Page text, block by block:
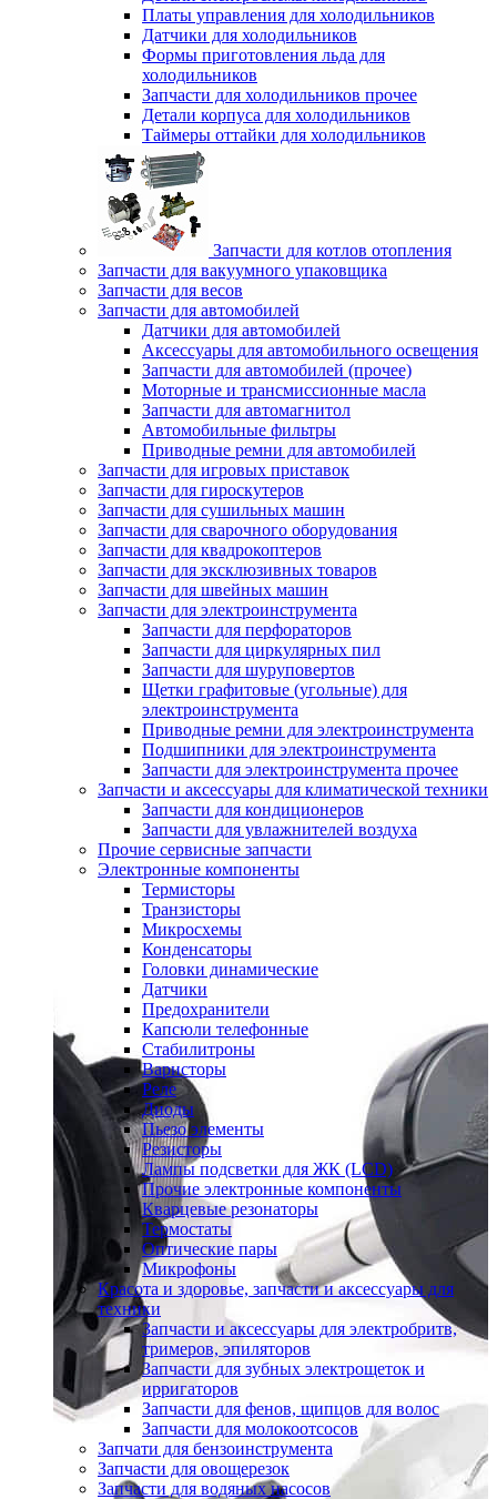
Платы управления для холодильников
Датчики для холодильников
Формы приготовления льда для
холодильников
Запчасти для холодильников прочее
Детали корпуса для холодильников
Таймеры оттайки для холодильников
Запчасти для котлов отопления
Запчасти для вакуумного упаковщика
Запчасти для весов
Запчасти для автомобилей
Датчики для автомобилей
Аксессуары для автомобильного освещения
Запчасти для автомобилей (прочее)
Моторные и трансмиссионные масла
Запчасти для автомагнитол
Автомобильные фильтры
Приводные ремни для автомобилей
Запчасти для игровых приставок
Запчасти для гироскутеров
Запчасти для сушильных машин
Запчасти для сварочного оборудования
Запчасти для квадрокоптеров
Запчасти для эксклюзивных товаров
Запчасти для швейных машин
Запчасти для электроинструмента
Запчасти для перфораторов
Запчасти для циркулярных пил
Запчасти для шуруповертов
Щетки графитовые (угольные) для
электроинструмента
Приводные ремни для электроинструмента
Подшипники для электроинструмента
Запчасти для электроинструмента прочее
Запчасти и аксессуары для климатической техники
Запчасти для кондиционеров
Запчасти для увлажнителей воздуха
Прочие сервисные запчасти
Электронные компоненты
Термисторы
Транзисторы
Микросхемы
Конденсаторы
Головки динамические
Датчики
Предохранители
Капсюли телефонные
Стабилитроны
Варисторы
Реле
Диоды
Пьезо элементы
Резисторы
Лампы подсветки для ЖК (LCD)
Прочие электронные компоненты
Кварцевые резонаторы
Термостаты
Оптические пары
Микрофоны
Красота и здоровье, запчасти и аксессуары для
техники
Запчасти и аксессуары для электробритв,
тримеров, эпиляторов
Запчасти для зубных электрощеток и
ирригаторов
Запчасти для фенов, щипцов для волос
Запчасти для молокоотсосов
Запчати для бензоинструмента
Запчасти для овощерезок
Запчасти для водяных насосов